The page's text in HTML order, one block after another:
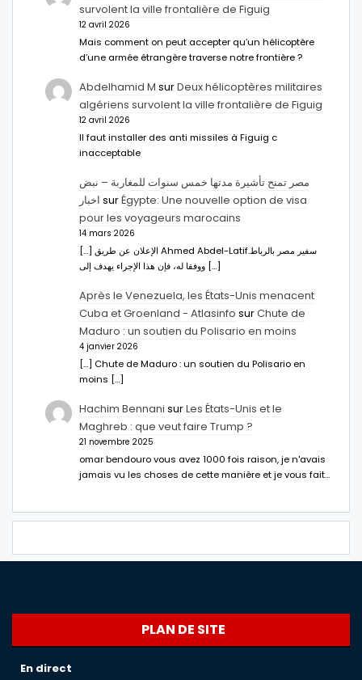
survolent la ville frontalière de Figuig
12 avril 2026
Mais comment on peut accepter qu’un hélicoptère
d’une armée étrangère traverse notre frontière ?
Abdelhamid M surDeux hélicoptères militaires
algériens survolent la ville frontalière de Figuig
12 avril 2026
Il faut installer des anti missiles à Figuig c
inacceptable
مصر تمنح تأشيرة مدتها خمس سنوات للمغاربة – نبض
اخبار surÉgypte: Une nouvelle option de visa
pour les voyageurs marocains
14 mars 2026
[…] الإعلان عن طريق Ahmed Abdel-Latifسفير مصر بالرباط.
ووفقا له، فإن هذا الإجراء يهدف إلى […]
Après le Venezuela, les États-Unis menacent
Cuba et Groenland - Atlasinfo surChute de
Maduro : un soutien du Polisario en moins
4 janvier 2026
[…] Chute de Maduro : un soutien du Polisario en
moins […]
Hachim Bennani surLes États-Unis et le
Maghreb : que veut faire Trump ?
21 novembre 2025
omar bendouro vous avez 1000 fois raison, je n'avais
jamais vu les choses de cette manière et je vous fait…
PLAN DE SITE
En direct